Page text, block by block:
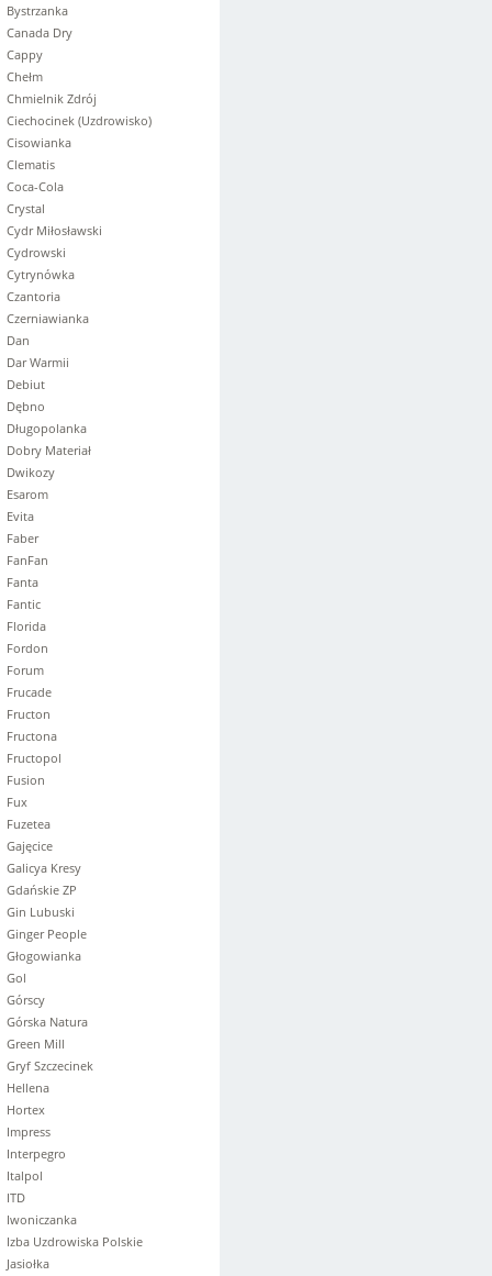
Bystrzanka
Canada Dry
Cappy
Chełm
Chmielnik Zdrój
Ciechocinek (Uzdrowisko)
Cisowianka
Clematis
Coca-Cola
Crystal
Cydr Miłosławski
Cydrowski
Cytrynówka
Czantoria
Czerniawianka
Dan
Dar Warmii
Debiut
Dębno
Długopolanka
Dobry Materiał
Dwikozy
Esarom
Evita
Faber
FanFan
Fanta
Fantic
Florida
Fordon
Forum
Frucade
Fructon
Fructona
Fructopol
Fusion
Fux
Fuzetea
Gajęcice
Galicya Kresy
Gdańskie ZP
Gin Lubuski
Ginger People
Głogowianka
Gol
Górscy
Górska Natura
Green Mill
Gryf Szczecinek
Hellena
Hortex
Impress
Interpegro
Italpol
ITD
Iwoniczanka
Izba Uzdrowiska Polskie
Jasiołka